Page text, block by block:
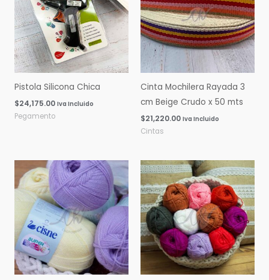
Pistola Silicona Chica
$24,175.00 Iva Incluido
Pegamento
Cinta Mochilera Rayada 3
cm Beige Crudo x 50 mts
$21,220.00 Iva Incluido
Cintas
Rango
de
precios:
desde
$0.00
hasta
$16,060.00
Rango
de
precios:
desde
$0.00
hasta
$14,600.00